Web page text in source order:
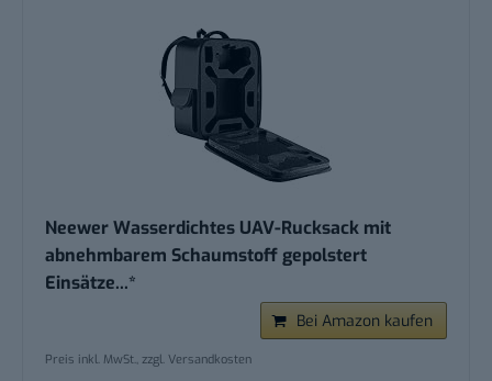
Neewer Wasserdichtes UAV-Rucksack mit
abnehmbarem Schaumstoff gepolstert
Einsätze...*
Bei Amazon kaufen
Preis inkl. MwSt., zzgl. Versandkosten